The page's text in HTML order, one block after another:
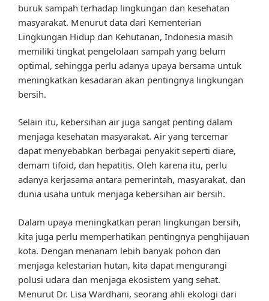
buruk sampah terhadap lingkungan dan kesehatan
masyarakat. Menurut data dari Kementerian
Lingkungan Hidup dan Kehutanan, Indonesia masih
memiliki tingkat pengelolaan sampah yang belum
optimal, sehingga perlu adanya upaya bersama untuk
meningkatkan kesadaran akan pentingnya lingkungan
bersih.
Selain itu, kebersihan air juga sangat penting dalam
menjaga kesehatan masyarakat. Air yang tercemar
dapat menyebabkan berbagai penyakit seperti diare,
demam tifoid, dan hepatitis. Oleh karena itu, perlu
adanya kerjasama antara pemerintah, masyarakat, dan
dunia usaha untuk menjaga kebersihan air bersih.
Dalam upaya meningkatkan peran lingkungan bersih,
kita juga perlu memperhatikan pentingnya penghijauan
kota. Dengan menanam lebih banyak pohon dan
menjaga kelestarian hutan, kita dapat mengurangi
polusi udara dan menjaga ekosistem yang sehat.
Menurut Dr. Lisa Wardhani, seorang ahli ekologi dari